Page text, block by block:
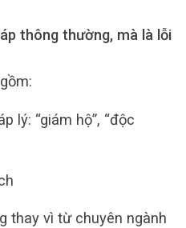
thông thường, mà là lỗi
lý: “giám hộ”, “độc
thay vì từ chuyên ngành